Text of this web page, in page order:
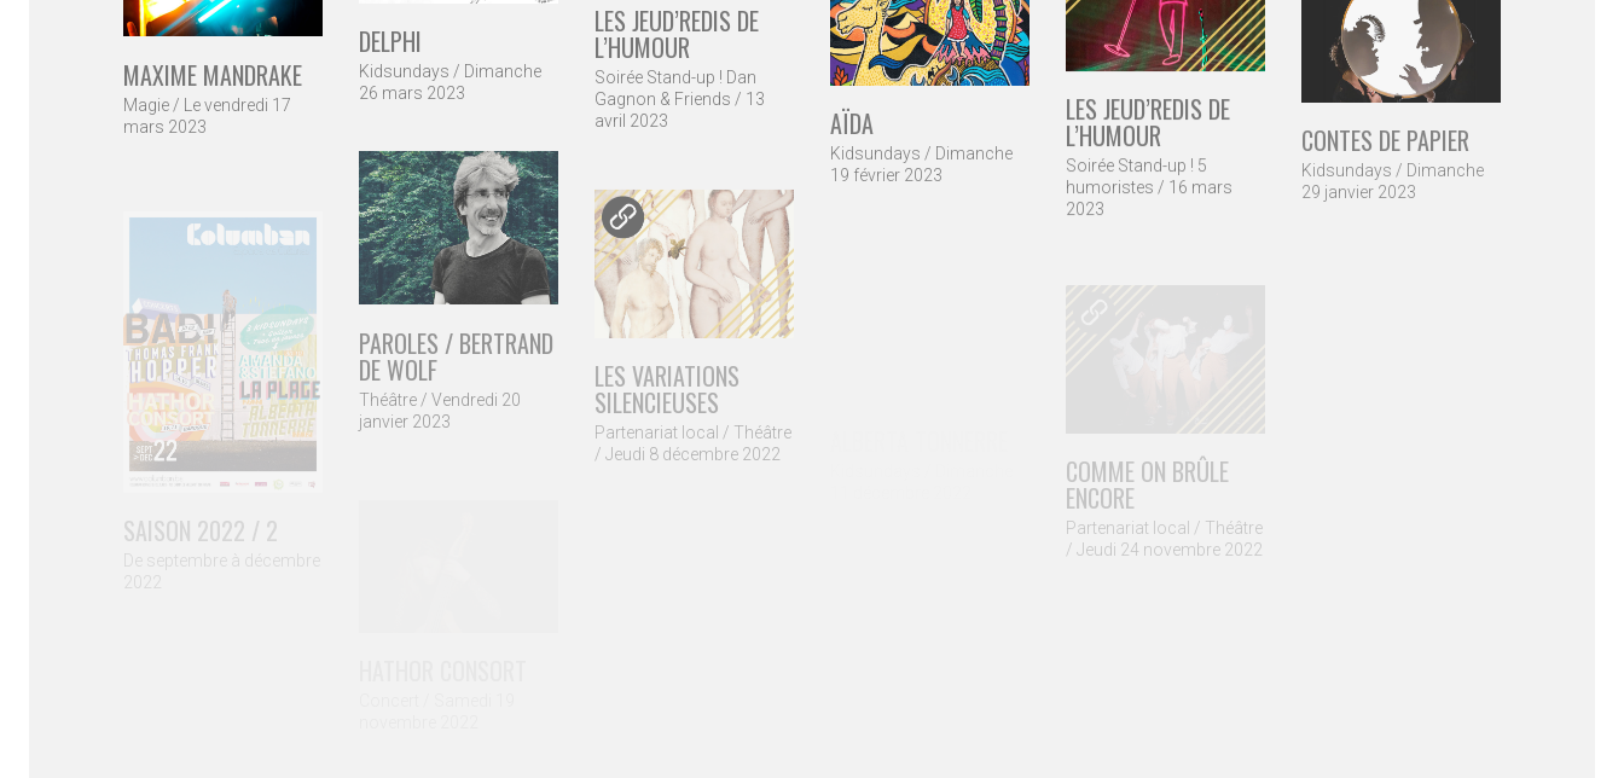
LES JEUD’REDIS DE
L’HUMOUR
Soirée Stand-up ! Dan
Gagnon & Friends / 13
avril 2023
DELPHI
Kidsundays / Dimanche
26 mars 2023
MAXIME MANDRAKE
Magie / Le vendredi 17
mars 2023
LES JEUD’REDIS DE
L’HUMOUR
Soirée Stand-up ! 5
humoristes / 16 mars
2023
AÏDA
Kidsundays / Dimanche
19 février 2023
CONTES DE PAPIER
Kidsundays / Dimanche
29 janvier 2023
PAROLES / BERTRAND
DE WOLF
Théâtre / Vendredi 20
janvier 2023
SILENCIEUSES
Partenariat local / Théâtre
/ Jeudi 8 décembre 2022
SAISON 2022 / 2
De septembre à décembre
2022
ENCORE
Partenariat local / Théâtre
/ Jeudi 24 novembre 2022